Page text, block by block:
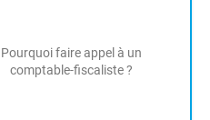
Pourquoi faire appel à un
comptable-fiscaliste ?